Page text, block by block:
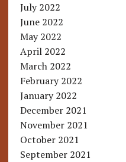
July 2022
June 2022
May 2022
April 2022
March 2022
February 2022
January 2022
December 2021
November 2021
October 2021
September 2021